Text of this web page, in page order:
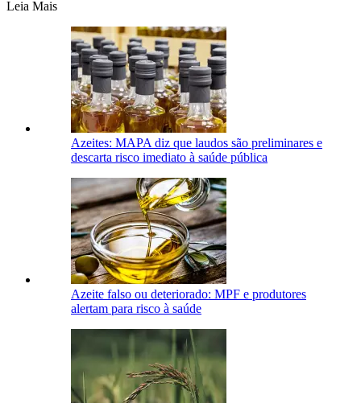
Leia Mais
Azeites: MAPA diz que laudos são preliminares e
descarta risco imediato à saúde pública
Azeite falso ou deteriorado: MPF e produtores
alertam para risco à saúde